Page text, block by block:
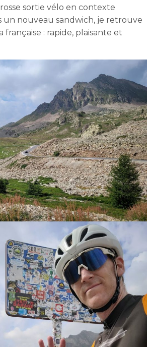
sortie vélo en contexte
un nouveau sandwich, je retrouve
française : rapide, plaisante et